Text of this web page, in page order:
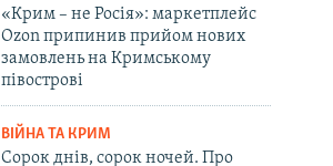
«Крим – не Росія»: маркетплейс
Ozon припинив прийом нових
замовлень на Кримському
півострові
ВІЙНА ТА КРИМ
Сорок днів, сорок ночей. Про